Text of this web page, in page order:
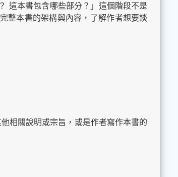
這本書包含哪些部分？」這個階段不是
整本書的架構與內容，了解作者想要談
相關說明或宗旨，或是作者寫作本書的